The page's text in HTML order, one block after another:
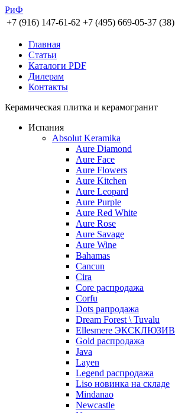
РиФ
+7 (916) 147-61-62 +7 (495) 669-05-37 (38)
Главная
Статьи
Каталоги PDF
Дилерам
Контакты
Керамическая плитка и керамогранит
Испания
Absolut Keramika
Aure Diamond
Aure Face
Aure Flowers
Aure Kitchen
Aure Leopard
Aure Purple
Aure Red White
Aure Rose
Aure Savage
Aure Wine
Bahamas
Cancun
Cira
Core распродажа
Corfu
Dots рапродажа
Dream Forest \ Tuvalu
Ellesmere ЭКСКЛЮЗИВ
Gold распродажа
Java
Layen
Legend распродажа
Liso новинка на складе
Mindanao
Newcastle